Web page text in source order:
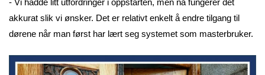
- Vi hadde litt utfordringer i oppstarten, men nå fungerer det
akkurat slik vi ønsker. Det er relativt enkelt å endre tilgang til
dørene når man først har lært seg systemet som masterbruker.